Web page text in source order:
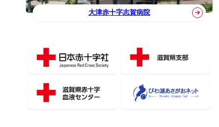
大津赤十字志賀病院